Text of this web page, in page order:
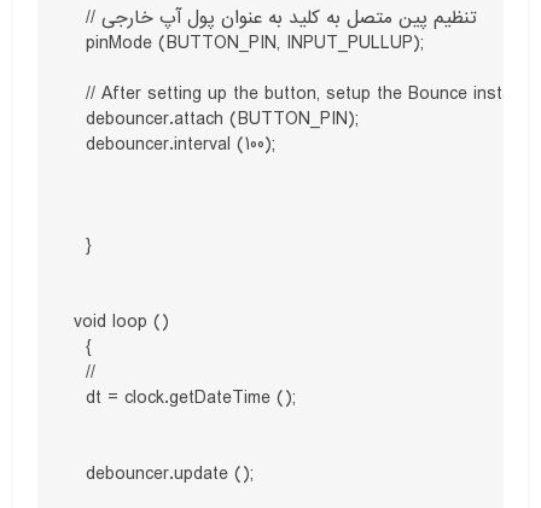
  // تنظیم پین متصل به کلید به عنوان پول آپ خارجی
  pinMode (BUTTON_PIN, INPUT_PULLUP);
// After setting up the button, setup the Bounce instance
  debouncer.attach (BUTTON_PIN);
  debouncer.interval (100);
  }
void loop ()
  {
  //
  dt = clock.getDateTime ();
  debouncer.update ();